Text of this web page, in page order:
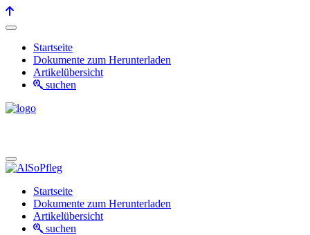
Startseite
Dokumente zum Herunterladen
Artikelübersicht
suchen
Startseite
Dokumente zum Herunterladen
Artikelübersicht
suchen